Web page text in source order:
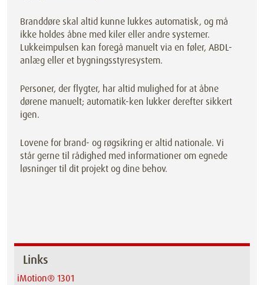
Branddøre skal altid kunne lukkes automatisk, og må
ikke holdes åbne med kiler eller andre systemer.
Lukkeimpulsen kan foregå manuelt via en føler, ABDL-
anlæg eller et bygningsstyresystem.
Personer, der flygter, har altid mulighed for at åbne
dørene manuelt; automatik-ken lukker derefter sikkert
igen.
Lovene for brand- og røgsikring er altid nationale. Vi
står gerne til rådighed med informationer om egnede
løsninger til dit projekt og dine behov.
Links
iMotion® 1301